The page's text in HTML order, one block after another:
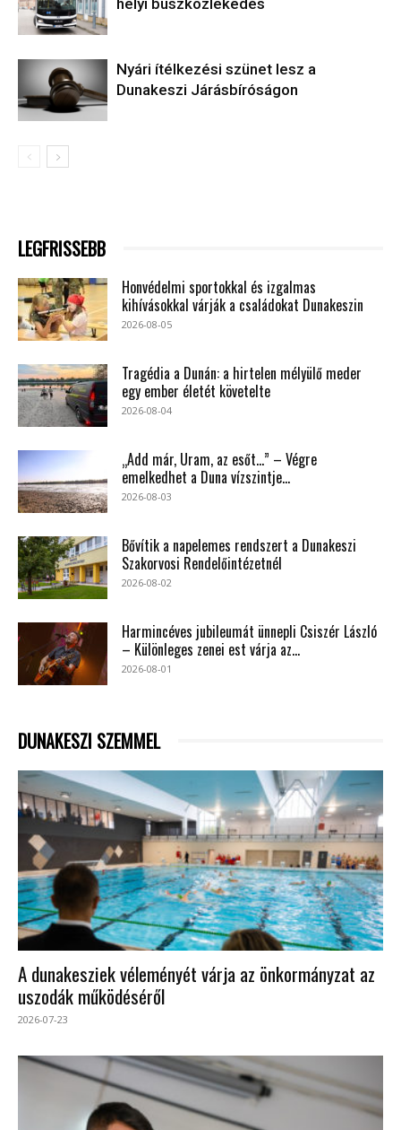
Nyári ítélkezési szünet lesz a
Dunakeszi Járásbíróságon
LEGFRISSEBB
Honvédelmi sportokkal és izgalmas
kihívásokkal várják a családokat Dunakeszin
2026-08-05
Tragédia a Dunán: a hirtelen mélyülő meder
egy ember életét követelte
2026-08-04
„Add már, Uram, az esőt…” – Végre
emelkedhet a Duna vízszintje...
2026-08-03
Bővítik a napelemes rendszert a Dunakeszi
Szakorvosi Rendelőintézetnél
2026-08-02
Harmincéves jubileumát ünnepli Csiszér László
– Különleges zenei est várja az...
2026-08-01
DUNAKESZI SZEMMEL
A dunakesziek véleményét várja az önkormányzat az
uszodák működéséről
2026-07-23